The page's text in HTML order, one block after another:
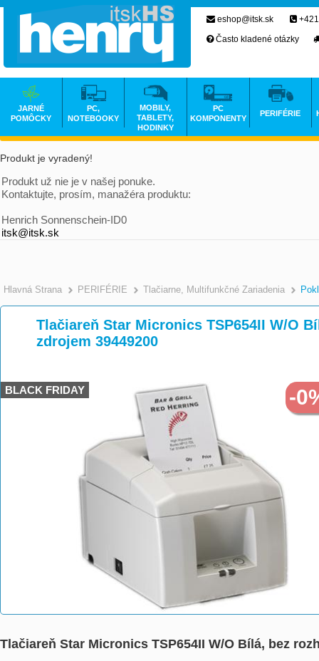
Produkt je vyradený!
Produkt už nie je v našej ponuke.
Kontaktujte, prosím, manažéra produktu:
Henrich Sonnenschein-ID0
itsk@itsk.sk
Hlavná Strana >
PERIFÉRIE >
Tlačiarne, Multifunkčné Zariadenia
Tlačiareň Star Micronics TSP654II W/O
zdrojem 39449200
BLACK FRIDAY -
Tlačiareň Star Micronics TSP654II W/O Bílá, bez
eshop@itsk.sk
Často kladené otázky
JARNÉ
POMÔCKY
PC,
NOTEBOOKY
MOBILY,
TABLETY,
HODINKY
PC
KOMPONENTY
PERIFÉRIE